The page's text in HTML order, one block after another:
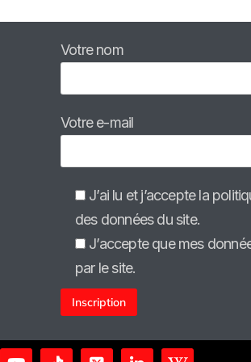
Votre nom
Votre e-mail
J’ai lu et j’accepte la
des données du site.
J’accepte que mes
par le site.